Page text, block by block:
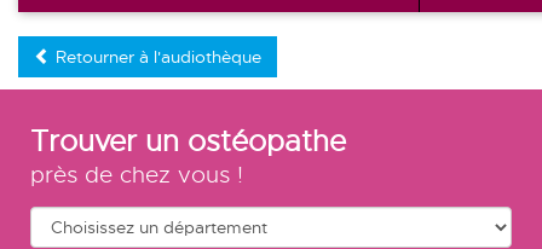
Retourner à l'audiothèque
Trouver un ostéopathe
près de chez vous !